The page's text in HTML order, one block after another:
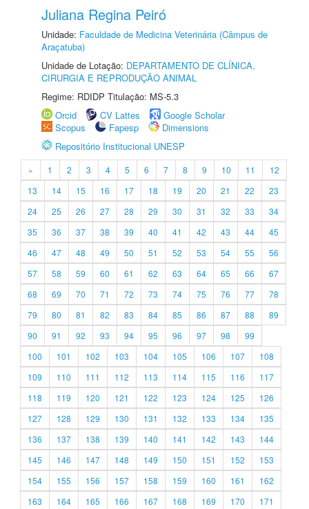
Juliana Regina Peiró
Unidade: Faculdade de Medicina Veterinária (Câmpus de
Araçatuba)
Unidade de Lotação: DEPARTAMENTO DE CLÍNICA,
CIRURGIA E REPRODUÇÃO ANIMAL
Regime: RDIDP Titulação: MS-5.3
Orcid
CV Lattes
Google Scholar
Scopus
Fapesp
Dimensions
Repositório Institucional UNESP
« 1 2 3 4 5 6 7 8 9 10 11
12
13
14 15 16 17 18 19 20 21 22
23
24
25 26 27 28 29 30 31 32 33
34
35
36 37 38 39 40 41 42 43 44
45
46
47 48 49 50 51 52 53 54 55
56
57
58 59 60 61 62 63 64 65 66
67
68
69 70 71 72 73 74 75 76 77
78
79
80 81 82 83 84 85 86 87 88
89
90
91 92 93 94 95 96 97 98
99
100
101 102 103 104 105 106 107
108
109
110 111 112 113 114 115 116
117
118
119 120 121 122 123 124 125
126
127
128 129 130 131 132 133 134
135
136
137 138 139 140 141 142 143
144
145
146 147 148 149 150 151 152
153
154
155 156 157 158 159 160 161
162
163
164 165 166 167 168 169 170
171